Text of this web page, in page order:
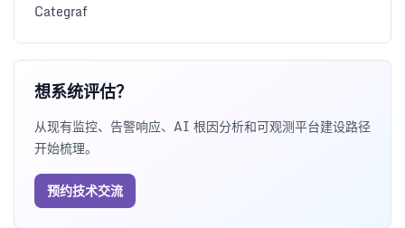
Categraf
想系统评估？
从现有监控、告警响应、AI 根因分析和可观测平台建设路径
开始梳理。
预约技术交流